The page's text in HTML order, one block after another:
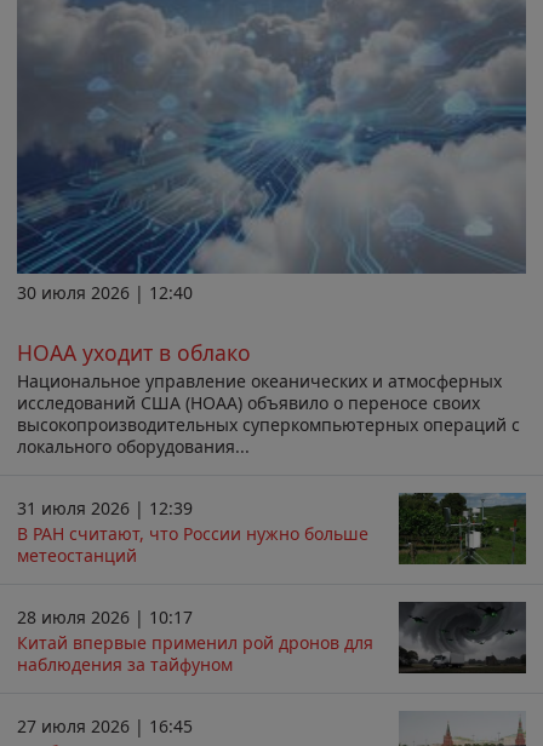
30 июля 2026 | 12:40
НОАА уходит в облако
Национальное управление океанических и атмосферных
исследований США (НОАА) объявило о переносе своих
высокопроизводительных суперкомпьютерных операций с
локального оборудования...
31 июля 2026 | 12:39
В РАН считают, что России нужно больше
метеостанций
28 июля 2026 | 10:17
Китай впервые применил рой дронов для
наблюдения за тайфуном
27 июля 2026 | 16:45